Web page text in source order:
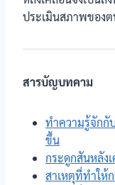
ประเมินสภาพของต
สารบัญบทคาม
ทำความรู้จักกั
ขึ้น
กระดูกสันหลัง
สาเหตุที่ทำให้